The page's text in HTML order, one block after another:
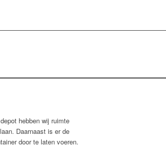
hebben wij ruimte
Daarnaast is er de
door te laten voeren.